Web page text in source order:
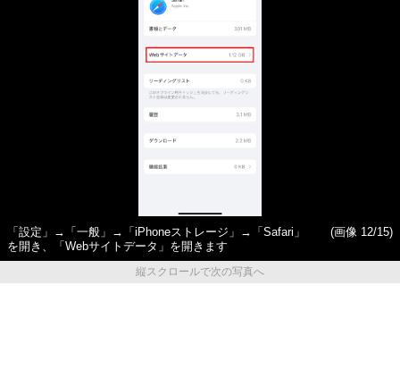
「設定」→「一般」→「iPhoneストレージ」→「Safari」
を開き、「Webサイトデータ」を開きます
(画像 12/15)
縦スクロールで次の写真へ